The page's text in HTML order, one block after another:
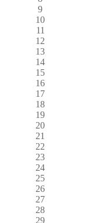
9
10
11
12
13
14
15
16
17
18
19
20
21
22
23
24
25
26
27
28
29